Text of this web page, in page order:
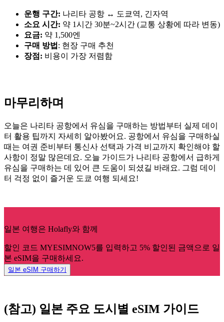
운행 구간: 나리타 공항 ↔ 도쿄역, 긴자역
소요 시간: 약 1시간 30분~2시간 (교통 상황에 따라 변동)
요금: 약 1,500엔
구매 방법 : 현장 구매 추천
장점: 비용이 가장 저렴함
마무리하며
오늘은 나리타 공항에서 유심을 구매하는 방법부터 실제 데이
터 활용 팁까지 자세히 알아봤어요. 공항에서 유심을 구매하실
때는 여권 준비부터 통신사 선택과 가격 비교까지 확인해야 할
사항이 정말 많은데요. 오늘 가이드가 나리타 공항에서 급하게
유심을 구매하는 데 있어 큰 도움이 되셨길 바래요. 그럼 데이
터 걱정 없이 즐거운 도쿄 여행 되세요!
일본 여행은 Holafly와 함께
할인 코드 MYESIMNOW5를 입력하고 5% 할인된 금액으로 일
본 eSIM을 구매하세요.
일본 eSIM 구매하기
(참고) 일본 주요 도시별 eSIM 가이드